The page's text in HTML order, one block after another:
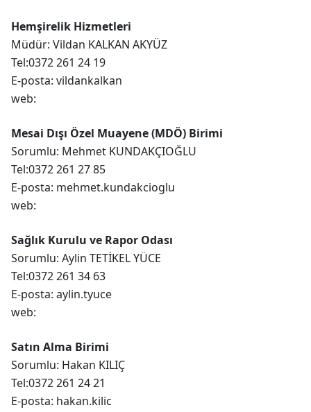
Hemşirelik Hizmetleri
Müdür: Vildan KALKAN AKYÜZ
Tel:0372 261 24 19
E-posta: vildankalkan
web:
Mesai Dışı Özel Muayene (MDÖ) Birimi
Sorumlu: Mehmet KUNDAKÇIOĞLU
Tel:0372 261 27 85
E-posta: mehmet.kundakcioglu
web:
Sağlık Kurulu ve Rapor Odası
Sorumlu: Aylin TETİKEL YÜCE
Tel:0372 261 34 63
E-posta: aylin.tyuce
web:
Satın Alma Birimi
Sorumlu: Hakan KILIÇ
Tel:0372 261 24 21
E-posta: hakan.kilic